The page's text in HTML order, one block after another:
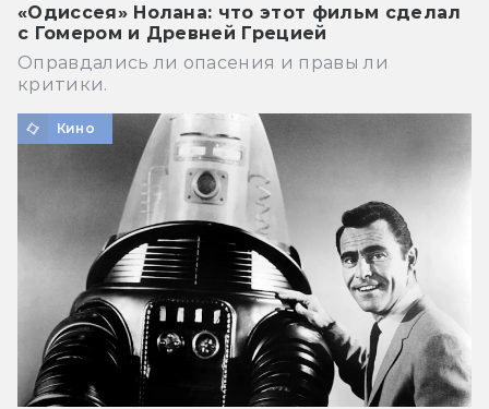
«Одиссея» Нолана: что этот фильм сделал
с Гомером и Древней Грецией
Оправдались ли опасения и правы ли
критики.
Кино